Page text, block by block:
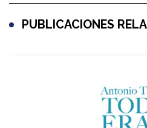
PUBLICACIONES